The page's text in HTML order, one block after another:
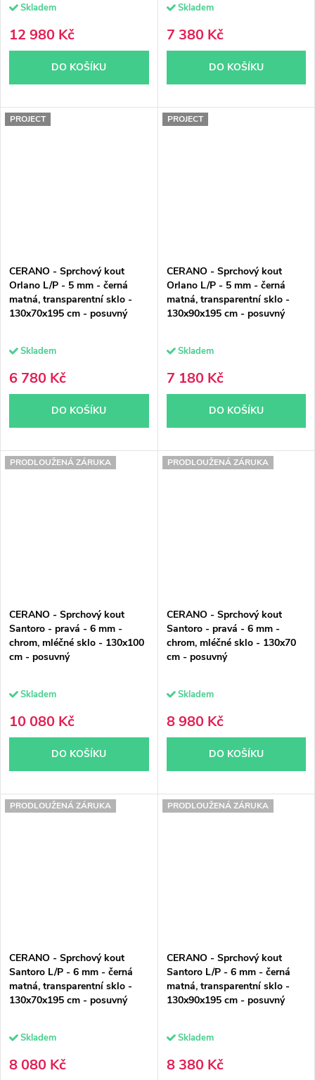
Skladem
12 980 Kč
DO KOŠÍKU
Skladem
7 380 Kč
DO KOŠÍKU
PROJECT
CERANO - Sprchový kout
Orlano L/P - 5 mm - černá
matná, transparentní sklo -
130x70x195 cm - posuvný
Skladem
6 780 Kč
DO KOŠÍKU
PROJECT
CERANO - Sprchový kout
Orlano L/P - 5 mm - černá
matná, transparentní sklo -
130x90x195 cm - posuvný
Skladem
7 180 Kč
DO KOŠÍKU
PRODLOUŽENÁ ZÁRUKA
CERANO - Sprchový kout
Santoro - pravá - 6 mm -
chrom, mléčné sklo - 130x100
cm - posuvný
Skladem
10 080 Kč
DO KOŠÍKU
PRODLOUŽENÁ ZÁRUKA
CERANO - Sprchový kout
Santoro - pravá - 6 mm -
chrom, mléčné sklo - 130x70
cm - posuvný
Skladem
8 980 Kč
DO KOŠÍKU
PRODLOUŽENÁ ZÁRUKA
CERANO - Sprchový kout
Santoro L/P - 6 mm - černá
matná, transparentní sklo -
130x70x195 cm - posuvný
Skladem
8 080 Kč
PRODLOUŽENÁ ZÁRUKA
CERANO - Sprchový kout
Santoro L/P - 6 mm - černá
matná, transparentní sklo -
130x90x195 cm - posuvný
Skladem
8 380 Kč